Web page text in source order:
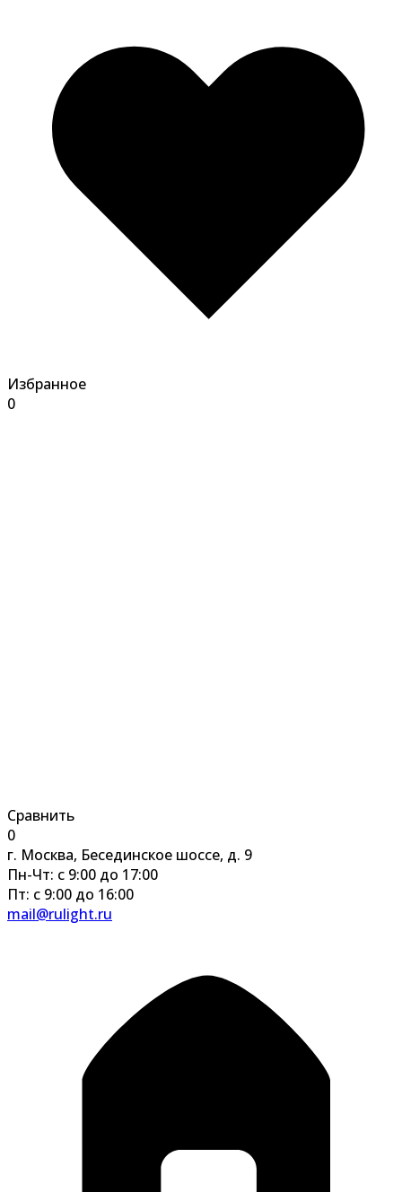
Избранное
0
Сравнить
0
г. Москва, Бесединское шоссе, д. 9
Пн-Чт: с 9:00 до 17:00
Пт: с 9:00 до 16:00
mail@rulight.ru